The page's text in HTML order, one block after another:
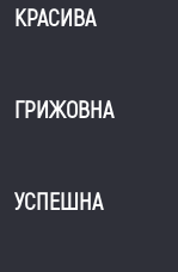
КРАСИВА
ГРИЖОВНА
УСПЕШНА